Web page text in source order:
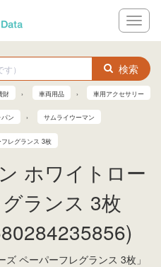
メ
ニ
ー
検索
財 車両用品 車用アクセサリー
ン サムライウーマン
レグランス 3枚
ホワイトロー
ランス 3枚
ズ ペーパーフレグランス 3枚」